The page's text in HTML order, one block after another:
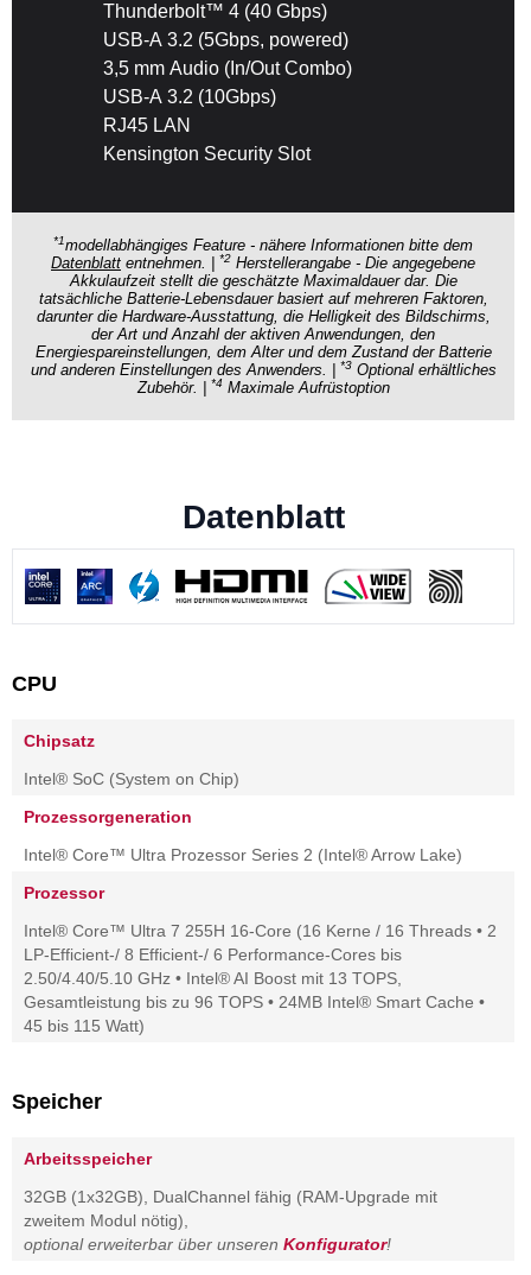
Thunderbolt™ 4 (40 Gbps)
USB-A 3.2 (5Gbps, powered)
3,5 mm Audio (In/Out Combo)
USB-A 3.2 (10Gbps)
RJ45 LAN
Kensington Security Slot
*1modellabhängiges Feature - nähere Informationen bitte dem
Datenblatt entnehmen. | *2 Herstellerangabe - Die angegebene
Akkulaufzeit stellt die geschätzte Maximaldauer dar. Die
tatsächliche Batterie-Lebensdauer basiert auf mehreren Faktoren,
darunter die Hardware-Ausstattung, die Helligkeit des Bildschirms,
der Art und Anzahl der aktiven Anwendungen, den
Energiespareinstellungen, dem Alter und dem Zustand der Batterie
und anderen Einstellungen des Anwenders. | *3Optional erhältliches
Zubehör. | *4 Maximale Aufrüstoption
Datenblatt
CPU
Chipsatz
Intel® SoC (System on Chip)
Prozessorgeneration
Intel® Core™ Ultra Prozessor Series 2 (Intel® Arrow Lake)
Prozessor
Intel® Core™ Ultra 7 255H 16-Core (16 Kerne / 16 Threads • 2
LP-Efficient-/ 8 Efficient-/ 6 Performance-Cores bis
2.50/4.40/5.10 GHz • Intel® AI Boost mit 13 TOPS,
Gesamtleistung bis zu 96 TOPS • 24MB Intel® Smart Cache •
45 bis 115 Watt)
Speicher
Arbeitsspeicher
32GB (1x32GB), DualChannel fähig (RAM-Upgrade mit
zweitem Modul nötig),
optional erweiterbar über unseren Konfigurator!